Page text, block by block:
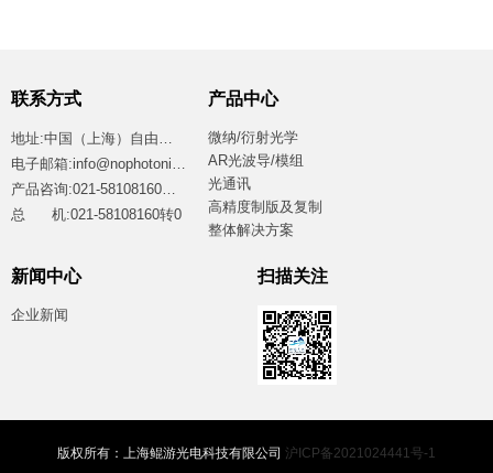
联系方式
地址:中国（上海）自由贸易试验区临港新片区江山路2699号4号楼西区
电子邮箱:info@nophotonics.com
产品咨询:021-58108160转8865
总 机:021-58108160转0
产品中心
微纳/衍射光学
AR光波导/模组
光通讯
高精度制版及复制
整体解决方案
新闻中心
企业新闻
扫描关注
版权所有：上海鲲游光电科技有限公司 沪ICP备2021024441号-1